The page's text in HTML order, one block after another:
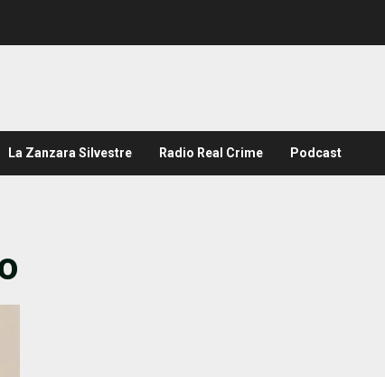
La Zanzara Silvestre Radio Real Crime Podcast